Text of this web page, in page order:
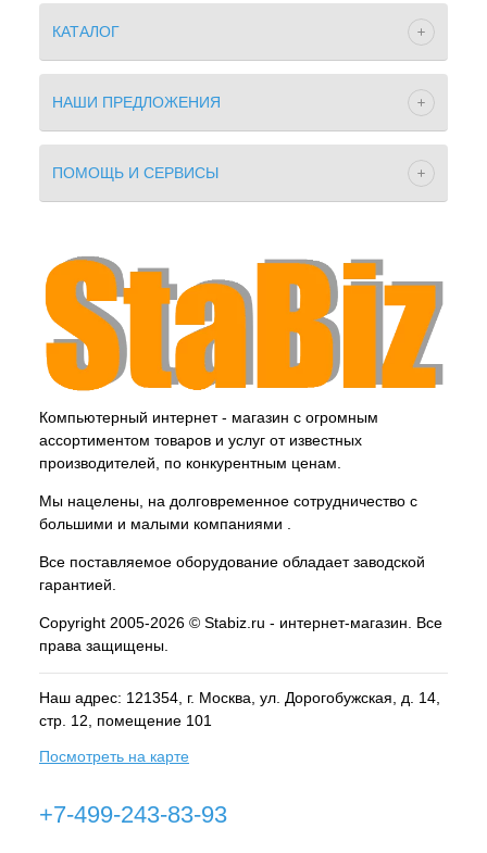
КАТАЛОГ
НАШИ ПРЕДЛОЖЕНИЯ
ПОМОЩЬ И СЕРВИСЫ
Компьютерный интернет - магазин с огромным
ассортиментом товаров и услуг от известных
производителей, по конкурентным ценам.
Мы нацелены, на долговременное сотрудничество с
большими и малыми компаниями .
Все поставляемое оборудование обладает заводской
гарантией.
Copyright 2005-2026 © Stabiz.ru - интернет-магазин. Все
права защищены.
Наш адрес: 121354, г. Москва , ул. Дорогобужская, д. 14,
стр. 12, помещение 101
Посмотреть на карте
+7-499-243-83-93